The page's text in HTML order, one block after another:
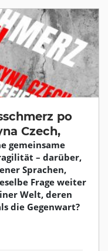
po
Czech,
gemeinsame
– darüber,
Sprachen,
Frage weiter
Welt, deren
die Gegenwart?